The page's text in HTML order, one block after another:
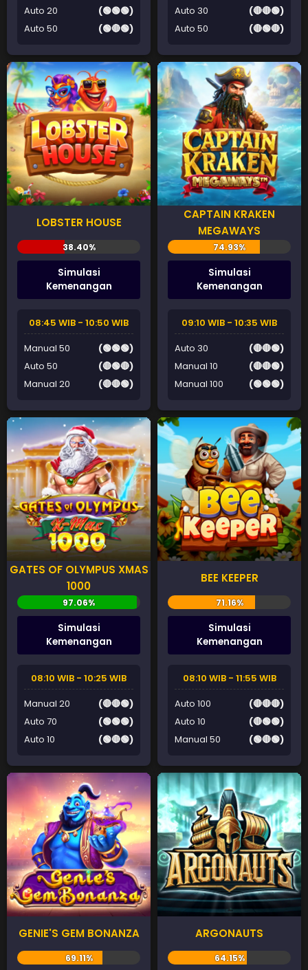
Auto 20
(🟢🟢🟢)
Auto 50
(🟢🔴🟢)
Auto 30
(🔴🔴🟢)
Auto 50
(🔴🟢🔴)
LOBSTER HOUSE
Simulasi
Kemenangan
08:45 WIB - 10:50 WIB
Manual 50
(🟢🟢🟢)
Auto 50
(🔴🟢🔴)
Manual 20
(🔴🔴🟢)
CAPTAIN KRAKEN
MEGAWAYS
Simulasi
Kemenangan
09:10 WIB - 10:35 WIB
Auto 30
(🔴🔴🟢)
Manual 10
(🔴🔴🟢)
Manual 100
(🟢🟢🟢)
GATES OF OLYMPUS XMAS
1000
Simulasi
Kemenangan
08:10 WIB - 10:25 WIB
Manual 20
(🔴🔴🟢)
Auto 70
(🟢🟢🟢)
Auto 10
(🟢🔴🟢)
BEE KEEPER
Simulasi
Kemenangan
08:10 WIB - 11:55 WIB
Auto 100
(🔴🔴🔴)
Auto 10
(🔴🟢🟢)
Manual 50
(🟢🔴🟢)
GENIE'S GEM BONANZA ARGONAUTS